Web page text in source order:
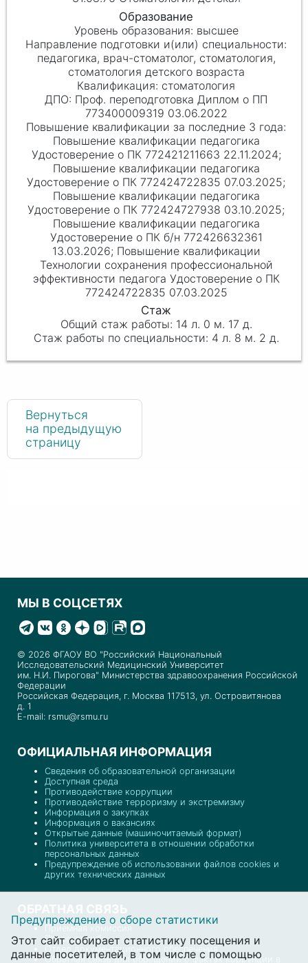
высшее
педагогика, врач-стоматолог, стоматология,
стоматология детского возраста
стоматология
Проф. переподготовка Диплом о ПП
773400009319 03.06.2022
Повышение квалификации педагогика
Удостоверение о ПК 772421211663 22.11.2024;
Повышение квалификации педагогика
Удостоверение о ПК 772424722835 07.03.2025;
Повышение квалификации педагогика
Удостоверение о ПК 772424727938 03.10.2025;
Повышение квалификации педагогика
Удостоверение о ПК б/н 772426632361
13.03.2026; Повышение квалификации
Технологии сохранения профессиональной
эффективности педагога Удостоверение о ПК
772424722835 07.03.2025
14 л. 0 м. 17 д.
4 л. 8 м. 2 д.
Вернуться
на предыдущую
страницу
МЫ В СОЦСЕТЯХ
© 2026 ФГАОУ ВО "Российский Национальный
Исследовательский Медицинский Университет
им. Н.И. Пирогова" Министерства здравоохранения Российской
Федерации
Российская Федерация, г. Москва 117513, ул. Островитянова
д. 1
E-mail: rsmu@rsmu.ru
ОФИЦИАЛЬНАЯ ИНФОРМАЦИЯ
Сведения об образовательной организации
Доступная среда
Противодействие коррупции
Противодействие терроризму и экстремизму
Информация о закупках
Информация о вакансиях
Открытые данные (машиночитаемый формат)
Политика университета в отношении обработки
персональных данных
Предупреждение об использовании файлов cookies и
других технических данных
ОБРАТНАЯ СВЯЗЬ
Приемная комиссия
Пресс-служба
Отдел документационного обеспечения
Обратная связь для обращений о фактах коррупции в
Предупреждение о сборе статистики
Этот сайт собирает статистику посещения и
данные посетителей, в том числе с помощью